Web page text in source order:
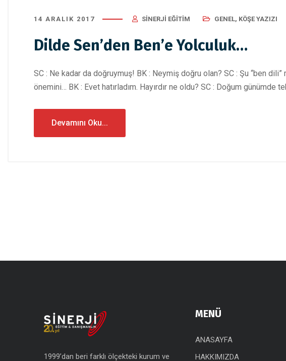
14 ARALIK 2017 SINERJI EĞITIM GENEL, KÖŞE YAZIZI
Dilde Sen’den Ben’e Yolculuk…
SC : Ne kadar da doğruymuş! BK : Neymiş doğru olan? SC : Şu “ben
önemini… BK : Evet hatırladım. Hayırdır ne oldu? SC : Doğum günümde
Devamını Oku...
1999’dan beri farklı ölçekteki kurum ve
MENÜ
ANASAYFA
HAKKIMIZDA